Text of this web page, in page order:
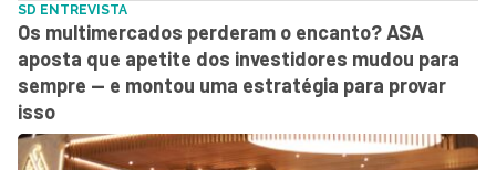
SD ENTREVISTA
Os multimercados perderam o encanto? ASA
aposta que apetite dos investidores mudou para
sempre — e montou uma estratégia para provar
isso